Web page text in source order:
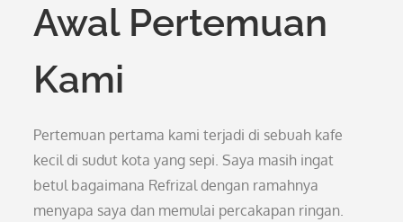
Awal Pertemuan
Kami
Pertemuan pertama kami terjadi di sebuah kafe
kecil di sudut kota yang sepi. Saya masih ingat
betul bagaimana Refrizal dengan ramahnya
menyapa saya dan memulai percakapan ringan.